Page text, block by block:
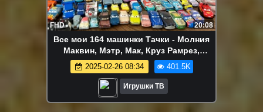
FHD 20:08
Все мои 164 машинки Тачки - Молния
Маквин, Мэтр, Мак, Круз Рамрез,
Джексон Шторм. Мультик Тачки.
2025-02-26 08:34 401.5K
Игрушки ТВ